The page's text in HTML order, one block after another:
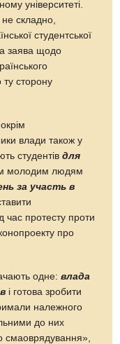
університеті.
складно,
студентської
заява щодо
ту сторону
влади також у
студентівдля
молодим людям
за участь в
час протесту проти
про
одне:влада
і готова зробити
належного
до них
смаоврядування»,